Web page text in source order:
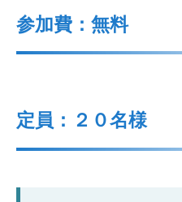
参加費：無料
定員：２０名様